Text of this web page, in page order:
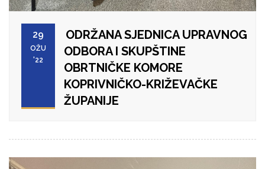
29
OŽU
'22
ODRŽANA SJEDNICA UPRAVNOG
ODBORA I SKUPŠTINE
OBRTNIČKE KOMORE
KOPRIVNIČKO-KRIŽEVAČKE
ŽUPANIJE